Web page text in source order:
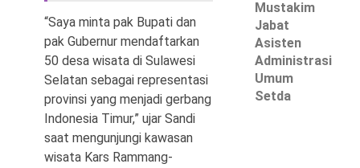
“Saya minta pak Bupati dan
pak Gubernur mendaftarkan
50 desa wisata di Sulawesi
Selatan sebagai representasi
provinsi yang menjadi gerbang
Indonesia Timur,” ujar Sandi
saat mengunjungi kawasan
wisata Kars Rammang-
Mustakim
Jabat
Asisten
Administrasi
Umum
Setda